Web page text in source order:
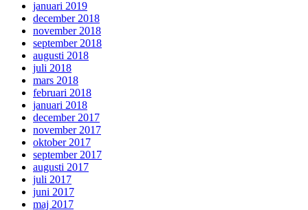
januari 2019
december 2018
november 2018
september 2018
augusti 2018
juli 2018
mars 2018
februari 2018
januari 2018
december 2017
november 2017
oktober 2017
september 2017
augusti 2017
juli 2017
juni 2017
maj 2017